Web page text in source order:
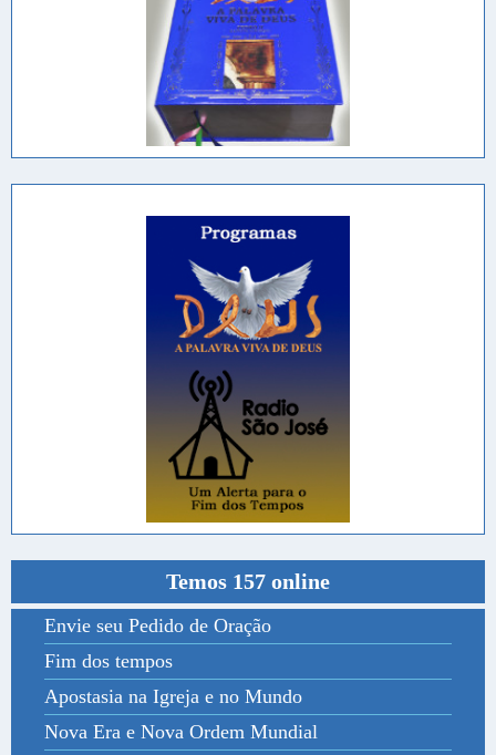
Temos 157 online
Envie seu Pedido de Oração
Fim dos tempos
Apostasia na Igreja e no Mundo
Nova Era e Nova Ordem Mundial